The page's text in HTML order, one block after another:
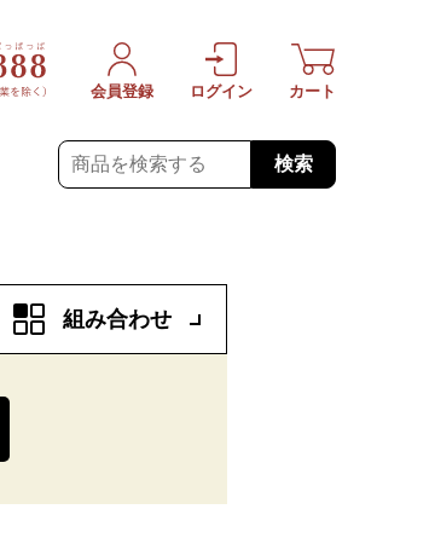
検索
会員登録 ログイン カート
組み合わせ